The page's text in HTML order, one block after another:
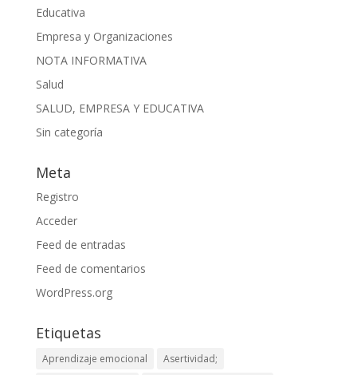
Educativa
Empresa y Organizaciones
NOTA INFORMATIVA
Salud
SALUD, EMPRESA Y EDUCATIVA
Sin categoría
Meta
Registro
Acceder
Feed de entradas
Feed de comentarios
WordPress.org
Etiquetas
Aprendizaje emocional
Asertividad;